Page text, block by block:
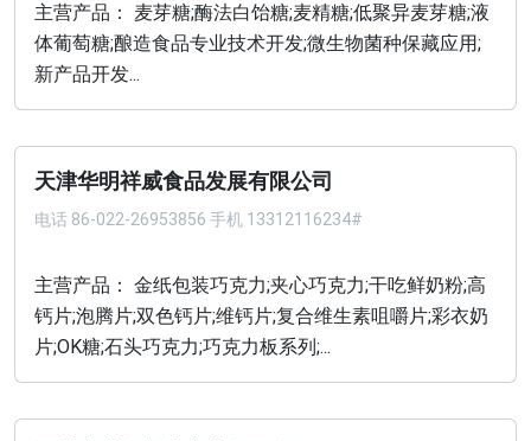
主营产品： 麦芽糖;酶法白饴糖;麦精糖;低聚异麦芽糖;液
体葡萄糖;酿造食品专业技术开发;微生物菌种保藏应用;
新产品开发...
天津华明祥威食品发展有限公司
电话 86-022-26953856 手机 13312116234#
主营产品： 金纸包装巧克力;夹心巧克力;干吃鲜奶粉;高
钙片;泡腾片;双色钙片;维钙片;复合维生素咀嚼片;彩衣奶
片;OK糖;石头巧克力;巧克力板系列;...